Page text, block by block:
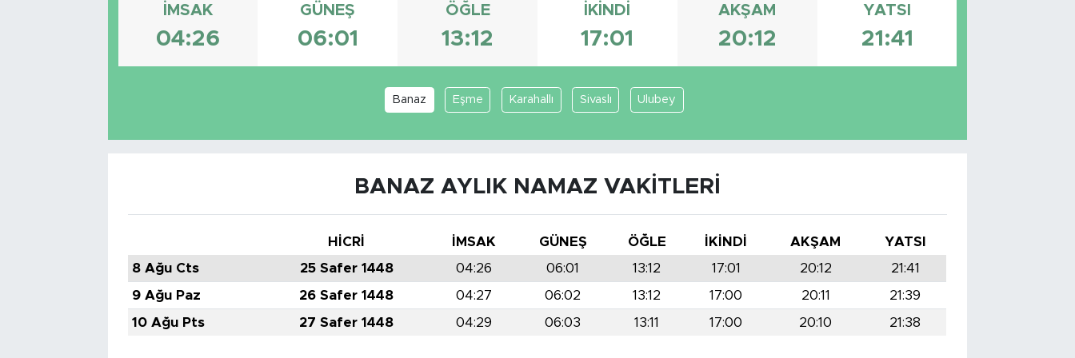
İMSAK
04:26
GÜNEŞ
06:01
ÖĞLE
13:12
İKINDI
17:01
AKŞAM
20:12
YATSI
21:41
Banaz Eşme Karahallı Sivaslı Ulubey
BANAZ AYLIK NAMAZ VAKITLERI
HİCRİ İMSAK GÜNEŞ ÖĞLE İKINDI AKŞAM
YATSI
8 Ağu Cts
25 Safer 1448 04:26 06:01 13:12 17:01 20:12
21:41
9 Ağu Paz
26 Safer 1448 04:27 06:02 13:12 17:00 20:11
21:39
10 Ağu Pts
27 Safer 1448 04:29 06:03 13:11 17:00 20:10 21:38
Resmi İlanlar